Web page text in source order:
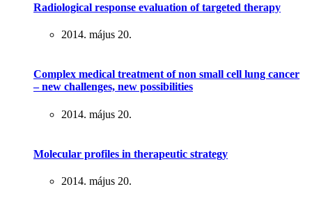
Radiological response evaluation of targeted therapy
2014. május 20.
Complex medical treatment of non small cell lung cancer
– new challenges, new possibilities
2014. május 20.
Molecular profiles in therapeutic strategy
2014. május 20.